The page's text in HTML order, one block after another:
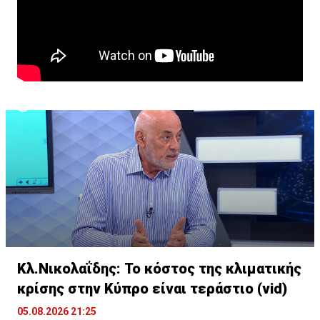
Κλ.Νικολαΐδης: Το κόστος της κλιματικής
κρίσης στην Κύπρο είναι τεράστιο (vid)
05.08.2026 21:25